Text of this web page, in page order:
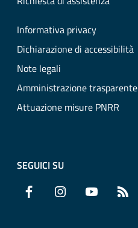
Informativa privacy
Dichiarazione di accessibilità
Note legali
Amministrazione trasparente
Attuazione misure PNRR
SEGUICI SU
Facebook Instagram YouTube